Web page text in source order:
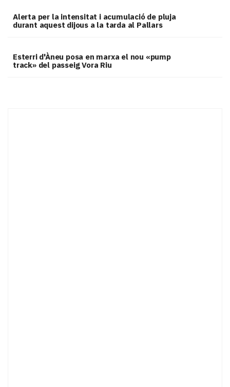
Alerta per la intensitat i acumulació de pluja
durant aquest dijous a la tarda al Pallars
Esterri d'Àneu posa en marxa el nou «pump
track» del passeig Vora Riu